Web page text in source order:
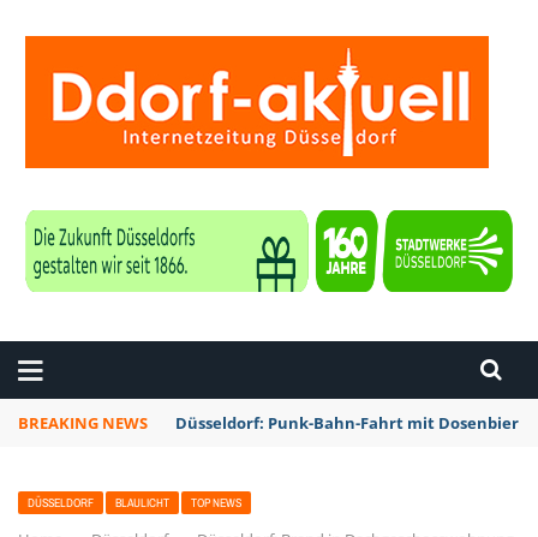
BREAKING NEWS Düsseldorf: Punk-Bahn-Fahrt mit Dosenbier
DÜSSELDORF BLAULICHT TOP NEWS